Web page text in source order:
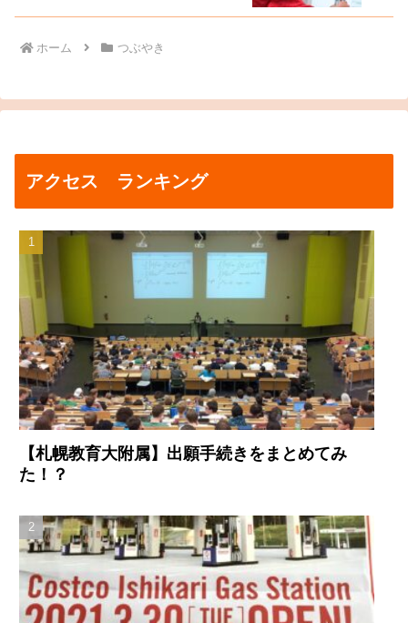
ホーム つぶやき
アクセス ランキング
【札幌教育大附属】出願手続きをまとめてみ
た！？